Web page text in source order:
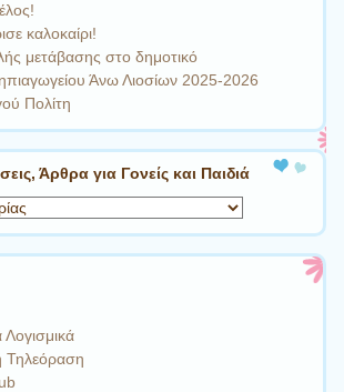
καλοκαίρι!
μετάβασης στο δημοτικό
Άνω Λιοσίων 2025-2026
Πολίτη
Άρθρα για Γονείς και Παιδιά
Λογισμικά
Τηλεόραση